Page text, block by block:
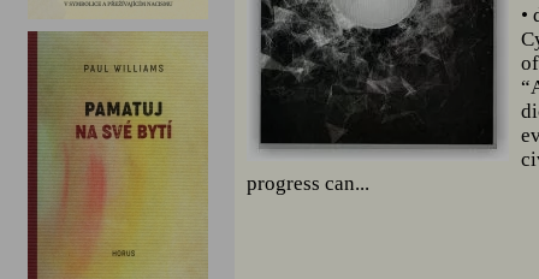
•
progress can...